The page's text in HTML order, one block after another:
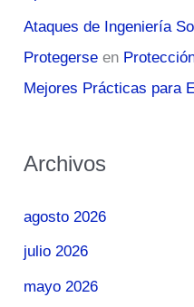
Ataques de Ingeniería
Protegerse en
Mejores Prácticas para
Archivos
agosto 2026
julio 2026
mayo 2026